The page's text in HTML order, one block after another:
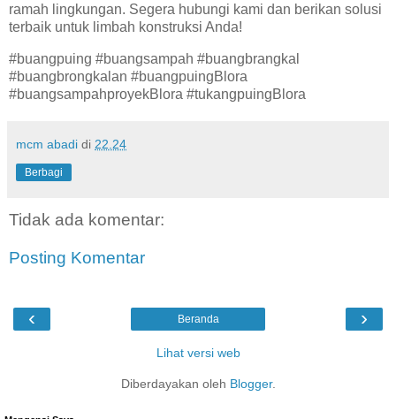
ramah lingkungan. Segera hubungi kami dan berikan solusi
terbaik untuk limbah konstruksi Anda!
#buangpuing #buangsampah #buangbrangkal
#buangbrongkalan #buangpuingBlora
#buangsampahproyekBlora #tukangpuingBlora
mcm abadi di 22.24
Berbagi
Tidak ada komentar:
Posting Komentar
‹ ›
Beranda
Lihat versi web
Diberdayakan oleh Blogger.